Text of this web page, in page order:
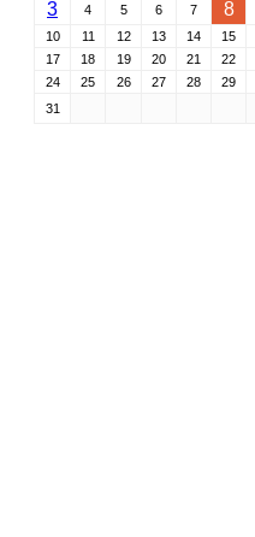
3 4 5 6 7 8
10
11 12 13 14 15
17
18 19 20 21 22
24
25 26 27 28 29
31